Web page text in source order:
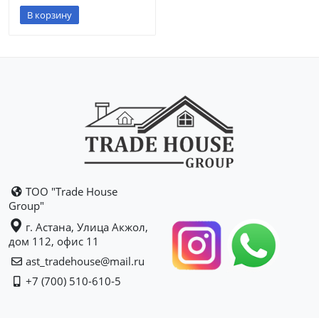
В корзину
ТОО "Trade House
Group"
г. Астана, Улица Акжол,
дом 112, офис 11
ast_tradehouse@mail.ru
+7 (700) 510-610-5